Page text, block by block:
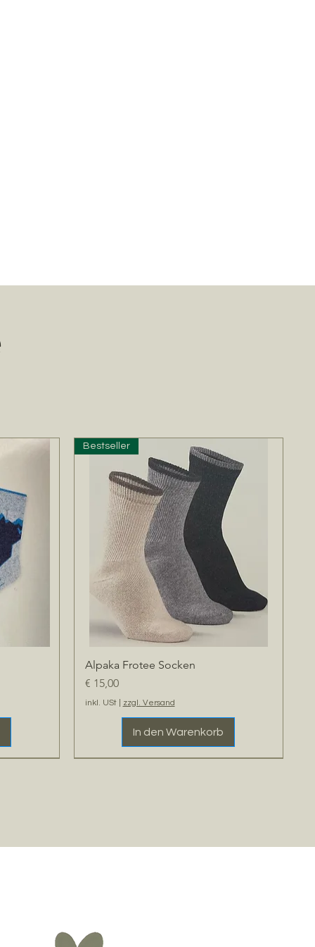
Schnellansicht
Bestseller
Alpaka Frotee Socken
Preis
€ 15,00
inkl. USt| zzgl. Versand
In den Warenkorb